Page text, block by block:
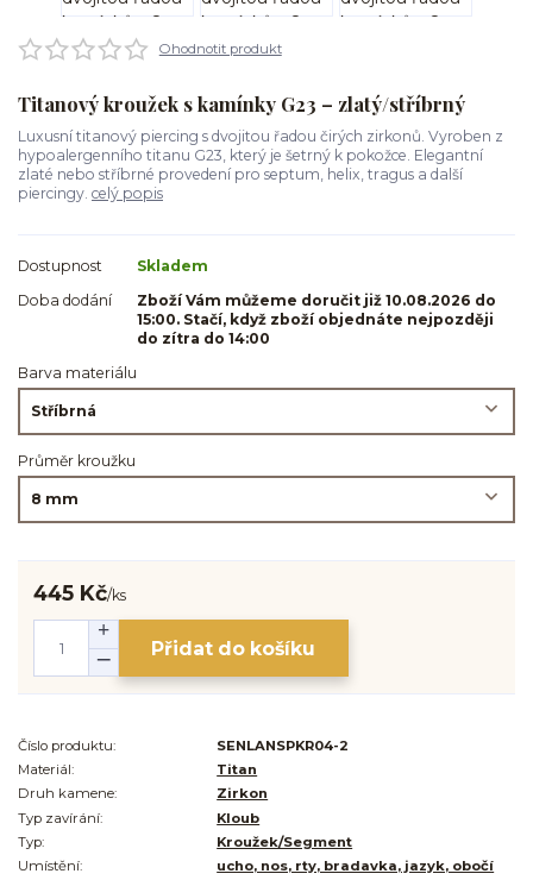
Ohodnotit produkt
Titanový kroužek s kamínky G23 – zlatý/stříbrný
Luxusní titanový piercing s dvojitou řadou čirých zirkonů. Vyroben z
hypoalergenního titanu G23, který je šetrný k pokožce. Elegantní
zlaté nebo stříbrné provedení pro septum, helix, tragus a další
piercingy. celý popis
Dostupnost
Skladem
Doba dodání
Zboží Vám můžeme doručit již 10.08.2026 do
15:00. Stačí, když zboží objednáte nejpozději
do zítra do 14:00
Barva materiálu
Průměr kroužku
445 Kč/ks
Přidat do košíku
Číslo produktu:
SENLANSPKR04-2
Materiál:
Titan
Druh kamene:
Zirkon
Typ zavírání:
Kloub
Typ:
Kroužek/Segment
Umístění:
ucho, nos, rty, bradavka, jazyk, obočí